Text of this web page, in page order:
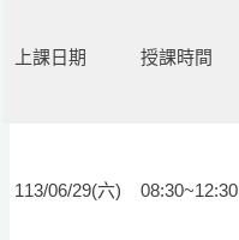
上課日期 授課時間
113/06/29(六) 08:30~12:30